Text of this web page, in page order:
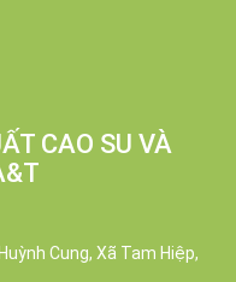
CAO SU VÀ
Cung, Xã Tam Hiệp,